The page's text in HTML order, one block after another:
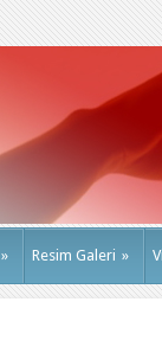
» Resim Galeri »